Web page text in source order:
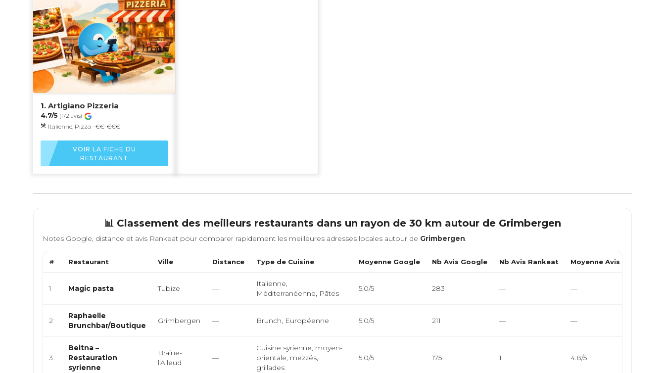
1.Artigiano Pizzeria
4.7/5 (172 avis)
Italienne, Pizza · €€-€€€
VOIR LA FICHE DU
RESTAURANT
📊 Classement des meilleurs restaurants dans un rayon de 30 km autour de Grimbergen
Notes Google, distance et avis Rankeat pour comparer rapidement les meilleures adresses locales autour de Grimbergen.
# Restaurant Ville Distance Type de Cuisine Moyenne Google Nb Avis Google Nb Avis Rankeat Moyenne Avis Rankeat
1 Magic pasta Tubize —
Italienne,
Méditerranéenne, Pâtes
5.0/5 283 — —
2
Raphaelle
Brunchbar/Boutique
Grimbergen — Brunch, Européenne 5.0/5 211 — —
3
Beitna –
Restauration
syrienne
Braine-
l'Alleud
—
Cuisine syrienne, moyen-
orientale, mezzés,
grillades
5.0/5 175 1 4.8/5